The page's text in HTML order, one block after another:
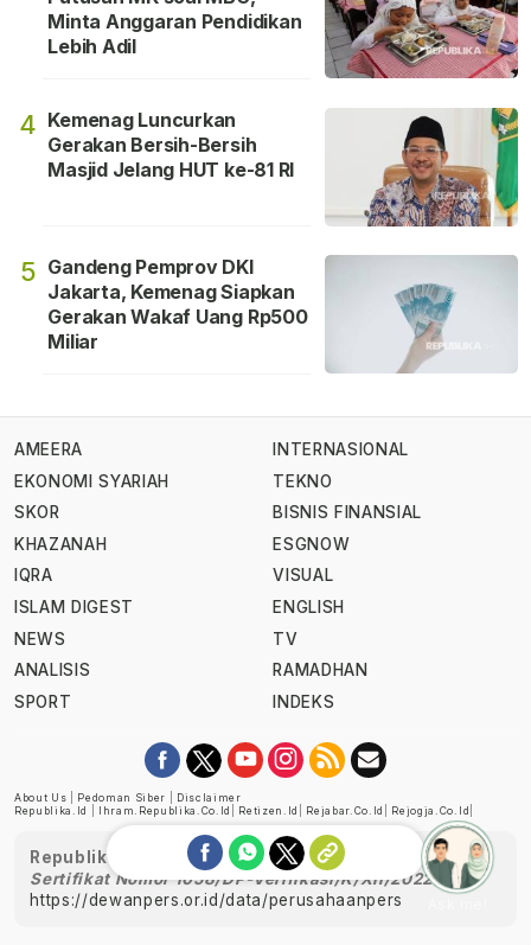
Minta Anggaran Pendidikan
Lebih Adil
4 Kemenag Luncurkan
Gerakan Bersih-Bersih
Masjid Jelang HUT ke-81 RI
5 Gandeng Pemprov DKI
Jakarta, Kemenag Siapkan
Gerakan Wakaf Uang Rp500
Miliar
AMEERA
EKONOMI SYARIAH
SKOR
KHAZANAH
IQRA
ISLAM DIGEST
NEWS
ANALISIS
SPORT
INTERNASIONAL
TEKNO
BISNIS FINANSIAL
ESGNOW
VISUAL
ENGLISH
TV
RAMADHAN
INDEKS
About Us Pedoman Siber
Disclaimer
Republika.id
Ihram.republika.co.id Retizen.id Rejabar.co.id Rejogja.co.id
Republika telah diverifikasi oleh Dewan Pers
Sertifikat Nomor 1058/DP-Verifikasi/K/XII/2022
https://dewanpers.or.id/data/perusahaanpers